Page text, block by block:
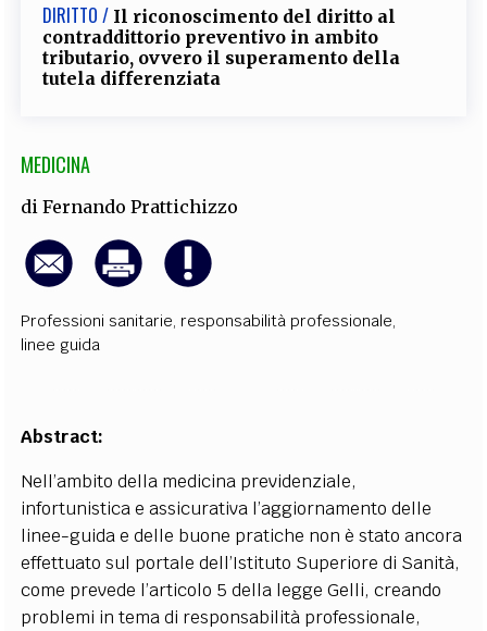
DIRITTO / Il riconoscimento del diritto al
contraddittorio preventivo in ambito
tributario, ovvero il superamento della
tutela differenziata
MEDICINA
diFernando Prattichizzo
Professioni sanitarie, responsabilità professionale,
linee guida
Abstract:
Nell’ambito della medicina previdenziale,
infortunistica e assicurativa l’aggiornamento delle
linee-guida e delle buone pratiche non è stato ancora
effettuato sul portale dell’Istituto Superiore di Sanità,
come prevede l’articolo 5 della legge Gelli, creando
problemi in tema di responsabilità professionale,